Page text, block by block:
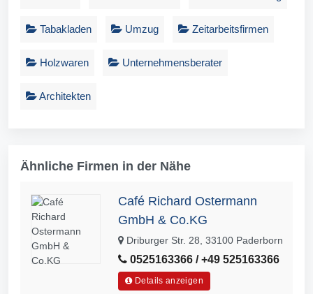
Tabakladen Umzug Zeitarbeitsfirmen
Holzwaren Unternehmensberater
Architekten
Ähnliche Firmen in der Nähe
Café Richard Ostermann
GmbH & Co.KG
Driburger Str. 28, 33100 Paderborn
0525163366 / +49 525163366
Details anzeigen